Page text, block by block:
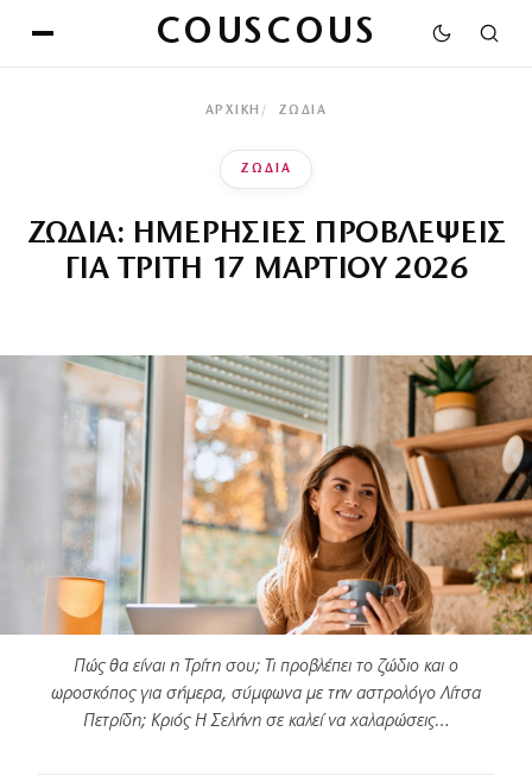
COUSCOUS
ΑΡΧΙΚΉ ΖΩΔΙΑ
ΖΩΔΙΑ
ΖΩΔΙΑ: ΗΜΕΡΗΣΙΕΣ ΠΡΟΒΛΕΨΕΙΣ
ΓΙΑ ΤΡΙΤΗ 17 ΜΑΡΤΙΟΥ 2026
Πώς θα είναι η Τρίτη σου; Τι προβλέπει το ζώδιο και ο
ωροσκόπος για σήμερα, σύμφωνα με την αστρολόγο Λίτσα
Πετρίδη; Κριός Η Σελήνη σε καλεί να χαλαρώσεις…